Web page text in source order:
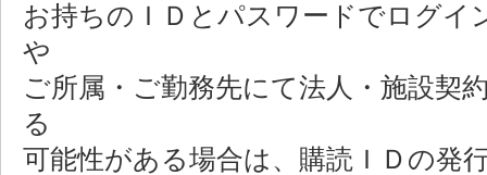
お持ちのＩＤとパスワードでログイ
や
ご所属・ご勤務先にて法人・施設契
る
可能性がある場合は、購読ＩＤの発